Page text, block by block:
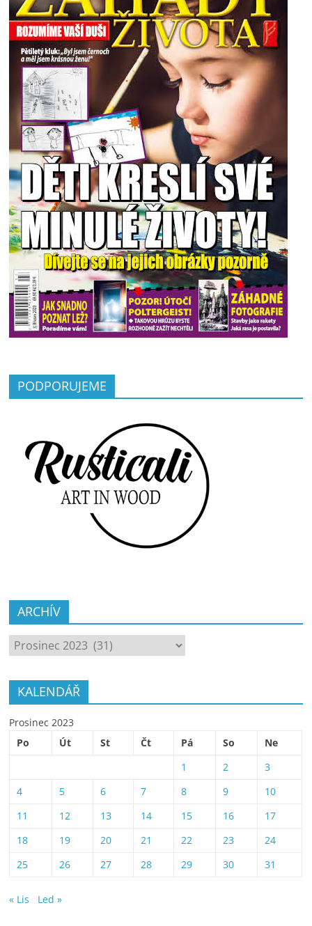
PODPORUJEME
ARCHÍV
ARCHÍV
KALENDÁŘ
Prosinec 2023
Po
Út St Čt Pá So
Ne
1
2
3
4
5 6 7 8 9
10
11
12 13 14 15 16
17
18
19 20 21 22 23
24
25
26 27 28 29 30 31
« Lis Led »